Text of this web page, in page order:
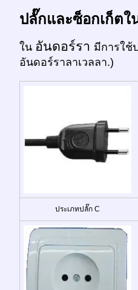
ปลั๊กและซ็อกเก็ตใ
ใน อันดอร์รา มีการใช้
อันดอร์ราลาเวลลา.)
ประเภทปลั๊ก C